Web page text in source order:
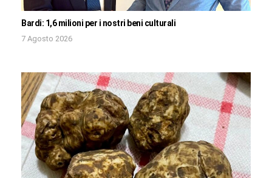
Bardi: 1,6 milioni per i nostri beni culturali
7 Agosto 2026